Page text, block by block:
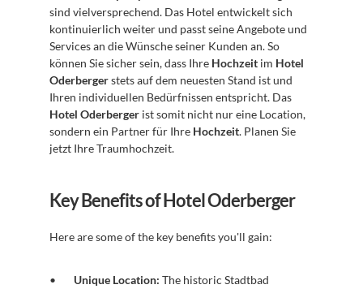
sind vielversprechend. Das Hotel entwickelt sich
kontinuierlich weiter und passt seine Angebote und
Services an die Wünsche seiner Kunden an. So
können Sie sicher sein, dass Ihre Hochzeit im Hotel
Oderberger stets auf dem neuesten Stand ist und
Hotel Oderberger ist somit nicht nur eine Location,
sondern ein Partner für Ihre Hochzeit. Planen Sie
jetzt Ihre Traumhochzeit.
Key Benefits of Hotel Oderberger
Here are some of the key benefits you'll gain:
Unique Location: The historic Stadtbad